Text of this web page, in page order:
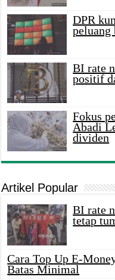
DPR
peluang
BI rate
positif
Fokus
Abadi
dividen
Artikel Popular
BI rate
tetap
Cara Top Up E-
Batas Minimal